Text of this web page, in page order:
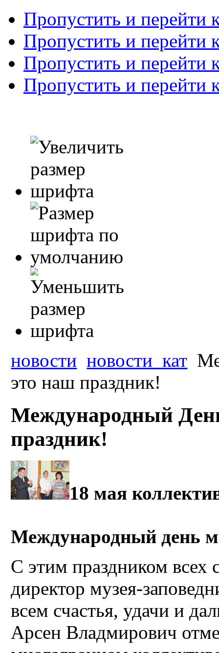
Пропустить и перейти
Пропустить и перейти
Пропустить и перейти
Пропустить и перейти
новости новости_кат
это наш праздник!
Международный
праздник!
18 мая
Международный день
С этим праздником всех
директор музея-
всем счастья, удачи и
Арсен Владмирович